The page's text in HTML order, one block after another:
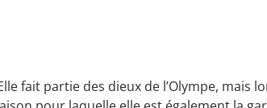
fait partie des dieux de l’Olympe, mais